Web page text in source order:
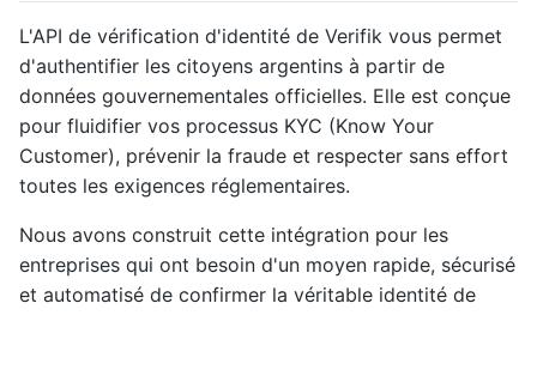
L'API de vérification d'identité de Verifik vous permet
d'authentifier les citoyens argentins à partir de
données gouvernementales officielles. Elle est conçue
pour fluidifier vos processus KYC (Know Your
Customer), prévenir la fraude et respecter sans effort
toutes les exigences réglementaires.
Nous avons construit cette intégration pour les
entreprises qui ont besoin d'un moyen rapide, sécurisé
et automatisé de confirmer la véritable identité de